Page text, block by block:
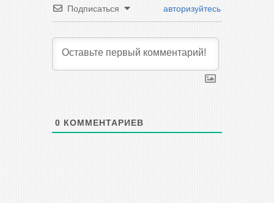
Подписаться авторизуйтесь
0 КОММЕНТАРИЕВ